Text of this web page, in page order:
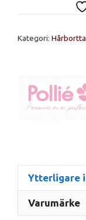
Kategori:
Ytterligare
Varumärke